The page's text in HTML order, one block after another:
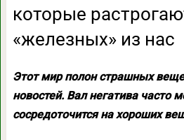
которые
«железных» из нас
Этот мир полон страшных
новостей. Вал негатива часто
сосредоточится на хороших